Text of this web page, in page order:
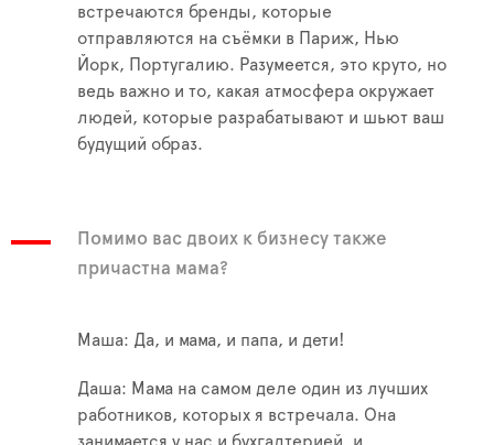
встречаются бренды, которые
отправляются на съёмки в Париж, Нью
Йорк, Португалию. Разумеется, это круто, но
ведь важно и то, какая атмосфера окружает
людей, которые разрабатывают и шьют ваш
будущий образ.
Помимо вас двоих к бизнесу также
причастна мама?
Маша: Да, и мама, и папа, и дети!
Даша: Мама на самом деле один из лучших
работников, которых я встречала. Она